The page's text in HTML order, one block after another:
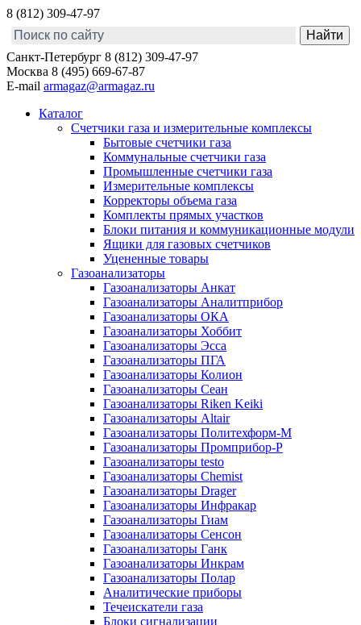
8 (812) 309-47-97
Санкт-Петербург 8 (812) 309-47-97
Москва 8 (495) 669-67-87
E-mail armagaz@armagaz.ru
Каталог
Счетчики газа и измерительные комплексы
Бытовые счетчики газа
Коммунальные счетчики газа
Промышленные счетчики газа
Измерительные комплексы
Корректоры объема газа
Комплекты прямых участков
Блоки питания и коммуникационные модули
Ящики для газовых счетчиков
Уцененные товары
Газоанализаторы
Газоанализаторы Анкат
Газоанализаторы Аналитприбор
Газоанализаторы ОКА
Газоанализаторы Хоббит
Газоанализаторы Эсса
Газоанализаторы ПГА
Газоанализаторы Колион
Газоанализаторы Сеан
Газоанализаторы Riken Keiki
Газоанализаторы Altair
Газоанализаторы Политехформ-М
Газоанализаторы Промприбор-Р
Газоанализаторы testo
Газоанализаторы Chemist
Газоанализаторы Drager
Газоанализаторы Инфракар
Газоанализаторы Гиам
Газоанализаторы Сенсон
Газоанализаторы Ганк
Газоанализаторы Инкрам
Газоанализаторы Полар
Аналитические приборы
Течеискатели газа
Блоки сигнализации